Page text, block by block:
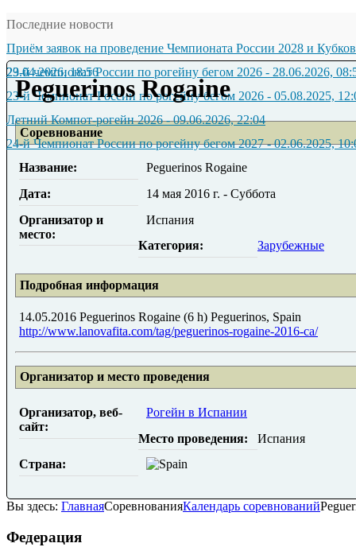
Последние новости
Приём заявок на проведение Чемпионата России 2028 и
29.04.2026, 18:56
23-й чемпионат России по рогейну бегом 2026 - 28.06.2026,
23-й Чемпионат России по рогейну бегом 2026 - 05.08.2025,
Летний Компот-рогейн 2026-09.06.2026, 22:04
24-й Чемпионат России по рогейну бегом 2027-02.06.2025,
Peguerinos Rogaine
Соревнование
Название:
Peguerinos Rogaine
Дата:
14 мая 2016 г. - Суббота
Организатор и
место:
Испания
Категория:
Зарубежные
Подробная информация
14.05.2016 Peguerinos Rogaine (6 h) Peguerinos, Spain
http://www.lanovafita.com/tag/peguerinos-rogaine-2016-ca/
Организатор и место проведения
Организатор, веб-
сайт:
Рогейн в Испании
Место проведения:
Испания
Страна:
Вы здесь: ГлавнаяСоревнованияКалендарь соревнований
Федерация